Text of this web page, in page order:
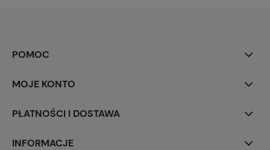
POMOC
MOJE KONTO
PŁATNOŚCI I DOSTAWA
INFORMACJE